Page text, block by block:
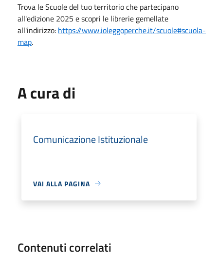
Trova le Scuole del tuo territorio che partecipano
all'edizione 2025 e scopri le librerie gemellate
all'indirizzo: https://www.ioleggoperche.it/scuole#scuola-
map.
A cura di
Comunicazione Istituzionale
VAI ALLA PAGINA
Contenuti correlati